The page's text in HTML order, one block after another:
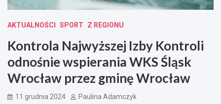
AKTUALNOŚCI SPORT Z REGIONU
Kontrola Najwyższej Izby Kontroli
odnośnie wspierania WKS Śląsk
Wrocław przez gminę Wrocław
11 grudnia 2024 Paulina Adamczyk